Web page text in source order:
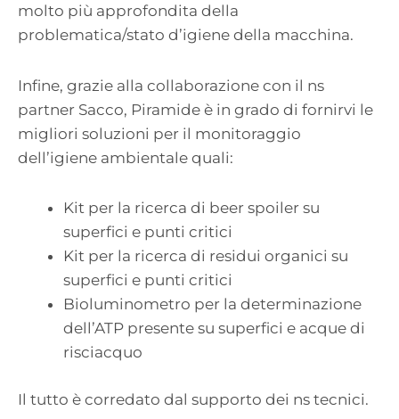
molto più approfondita della
problematica/stato d’igiene della macchina.
Infine, grazie alla collaborazione con il ns
partner Sacco, Piramide è in grado di fornirvi le
migliori soluzioni per il monitoraggio
dell’igiene ambientale quali:
Kit per la ricerca di beer spoiler su
superfici e punti critici
Kit per la ricerca di residui organici su
superfici e punti critici
Bioluminometro per la determinazione
dell’ATP presente su superfici e acque di
risciacquo
Il tutto è corredato dal supporto dei ns tecnici.